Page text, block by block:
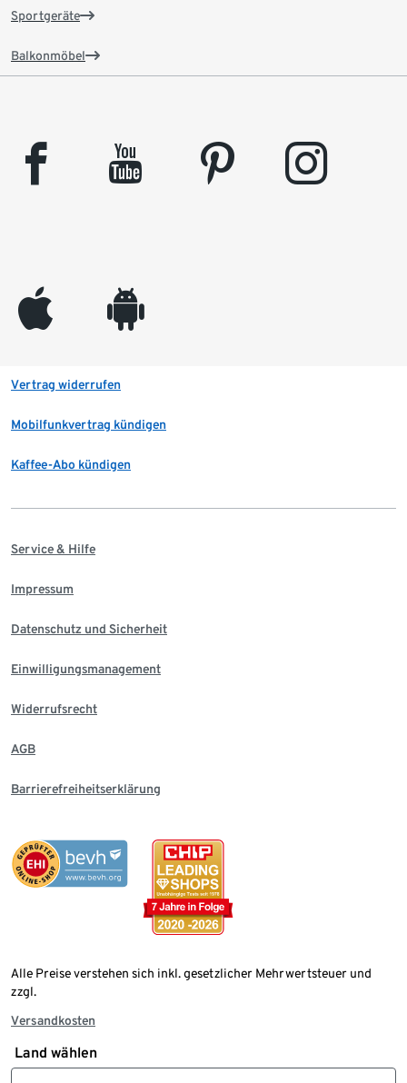
Sportgeräte
Balkonmöbel
facebook youtube pinterest instagram
appleinc android
Vertrag widerrufen
Mobilfunkvertrag kündigen
Kaffee-Abo kündigen
Service & Hilfe
Impressum
Datenschutz und Sicherheit
Einwilligungsmanagement
Widerrufsrecht
AGB
Barrierefreiheitserklärung
Alle Preise verstehen sich inkl. gesetzlicher Mehrwertsteuer und
zzgl.
Versandkosten
Land wählen